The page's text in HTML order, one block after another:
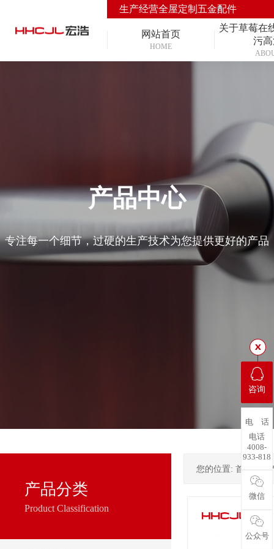
生产经营全屋定制五金配件
网站首页
HOME
关于草莓在
污
产品中心
专注每一个细节，过硬的生产技术为您提供更好的产品
产品分类
Product Classification
您的位置: 首页
咨询
电 话
电话
4008-
933-818
微信
公众号